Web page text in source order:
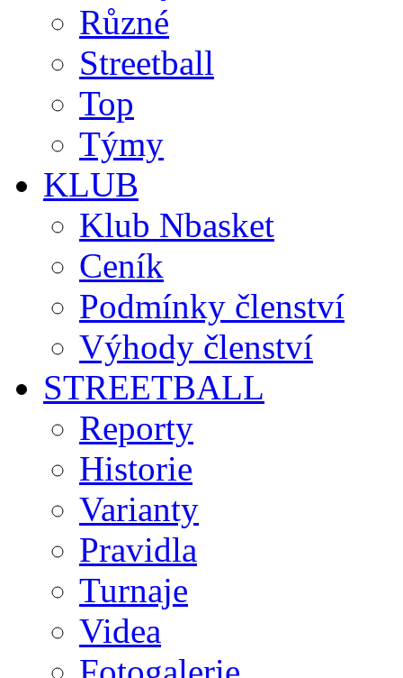
Různé
Streetball
Top
Týmy
KLUB
Klub Nbasket
Ceník
Podmínky členství
Výhody členství
STREETBALL
Reporty
Historie
Varianty
Pravidla
Turnaje
Videa